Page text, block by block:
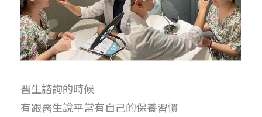
醫生諮詢的時候
有跟醫生說平常有自己的保養習慣